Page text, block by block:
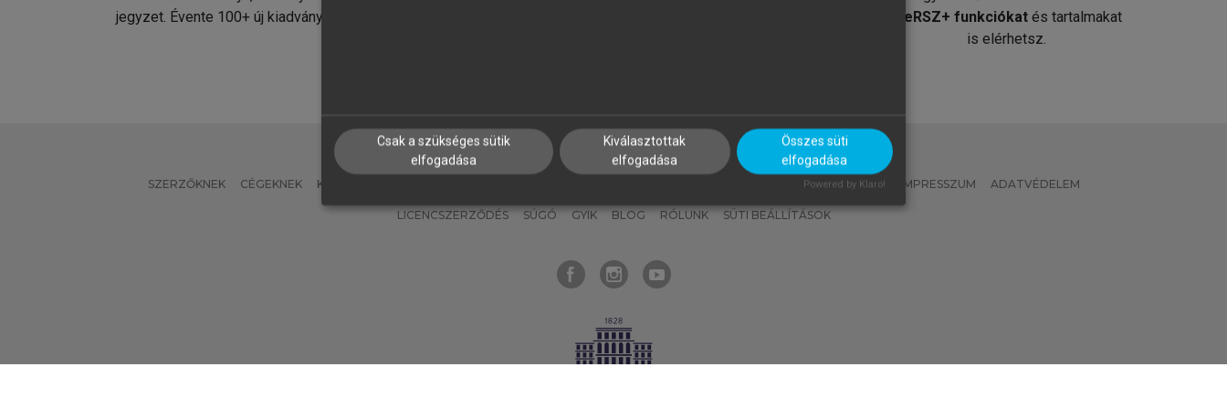
jegyzet. Évente 100+ új kiadvány.
MeRSZ+ funkciókat és tartalmakat
is elérhetsz.
SZERZŐKNEK CÉGEKNEK KÖNYVTÁROSOKNAK MI – ÁLTALÁNOS IRÁNYELVEK IMPRESSZUM ADATVÉDELEM
LICENCSZERZŐDÉS SÚGÓ GYIK BLOG RÓLUNK SÜTI BEÁLLÍTÁSOK
Csak a szükséges sütik
elfogadása
Kiválasztottak
elfogadása
Összes süti
elfogadása
Powered by Klaro!